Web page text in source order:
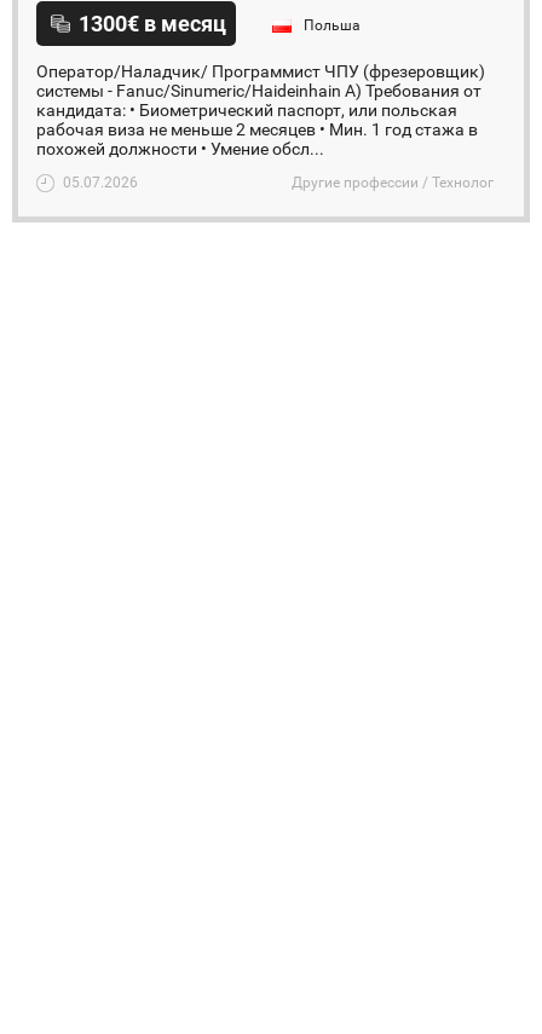
1300€ в месяц Польша
Оператор/Наладчик/ Программист ЧПУ (фрезеровщик)
системы - Fanuc/Sinumeric/Haideinhain А) Требования от
кандидата: • Биометрический паспорт, или польская
рабочая виза не меньше 2 месяцев • Мин. 1 год стажа в
похожей должности • Умение обсл...
05.07.2026 Другие профессии / Технолог